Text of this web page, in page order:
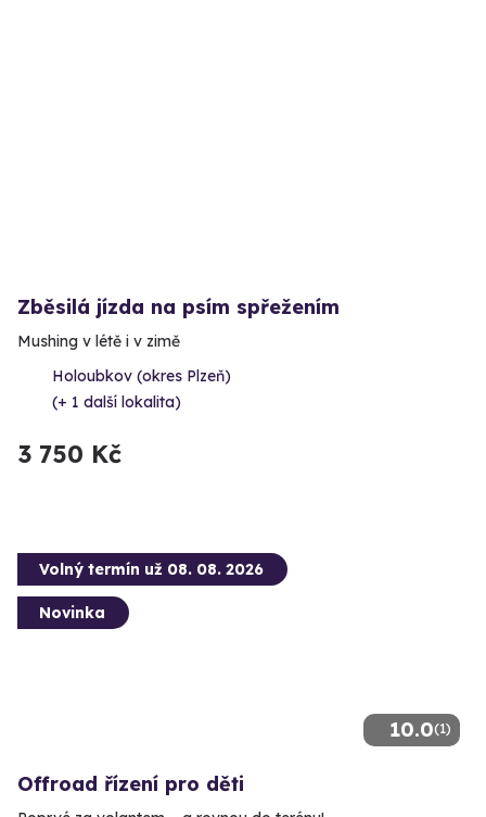
Zběsilá jízda na psím spřežením
Mushing v létě i v zimě
Holoubkov (okres Plzeň)
(+ 1 další lokalita)
3 750 Kč
10.0(1)
Volný termín už 08. 08. 2026
Novinka
Offroad řízení pro děti